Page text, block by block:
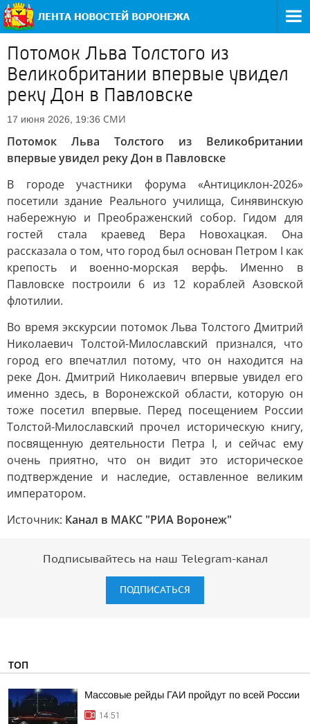
Потомок Льва Толстого из
Великобритании впервые увидел
реку Дон в Павловске
17 июня 2026, 19:36 СМИ
Потомок Льва Толстого из Великобритании
впервые увидел реку Дон в Павловске
В городе участники форума «Антициклон-2026»
посетили здание Реального училища, Синявинскую
набережную и Преображенский собор. Гидом для
гостей стала краевед Вера Новохацкая. Она
рассказала о том, что город был основан Петром I как
крепость и военно-морская верфь. Именно в
Павловске построили 6 из 12 кораблей Азовской
флотилии.
Во время экскурсии потомок Льва Толстого Дмитрий
Николаевич Толстой-Милославский признался, что
город его впечатлил потому, что он находится на
реке Дон. Дмитрий Николаевич впервые увидел его
именно здесь, в Воронежской области, которую он
тоже посетил впервые. Перед посещением России
Толстой-Милославский прочел историческую книгу,
посвященную деятельности Петра I, и сейчас ему
очень приятно, что он видит это историческое
подтверждение и наследие, оставленное великим
императором.
Источник: Канал в МАКС "РИА Воронеж"
Подписывайтесь на наш Telegram-канал
ПОДПИСАТЬСЯ
ТОП
Массовые рейды ГАИ пройдут по всей России
14:51